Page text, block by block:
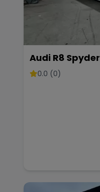
Audi R8
Cabriolet
0.0 (0)